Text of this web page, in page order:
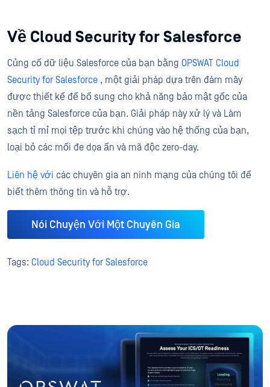
Về Cloud Security for Salesforce
Củng cố dữ liệu Salesforce của bạn bằng OPSWAT Cloud
Security for Salesforce , một giải pháp dựa trên đám mây
được thiết kế để bổ sung cho khả năng bảo mật gốc của
nền tảng Salesforce của bạn. Giải pháp này xử lý và Làm
sạch tỉ mỉ mọi tệp trước khi chúng vào hệ thống của bạn,
loại bỏ các mối đe dọa ẩn và mã độc zero-day.
Liên hệ với các chuyên gia an ninh mạng của chúng tôi để
biết thêm thông tin và hỗ trợ.
Nói Chuyện Với Một Chuyên Gia
Tags: Cloud Security for Salesforce